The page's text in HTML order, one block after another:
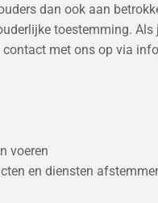
dan ook aan
toestemming.
met ons op via
voeren
en diensten